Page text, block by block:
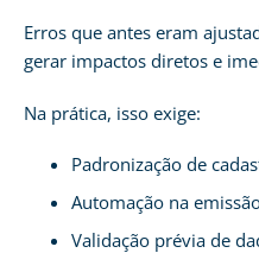
Erros que antes eram
gerar impactos diretos e
Na prática, isso exige:
Padronização de
Automação na
Validação prévia de